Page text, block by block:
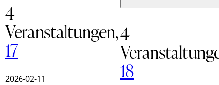
4
Veranstaltungen,
17
2026-02-11
4
18